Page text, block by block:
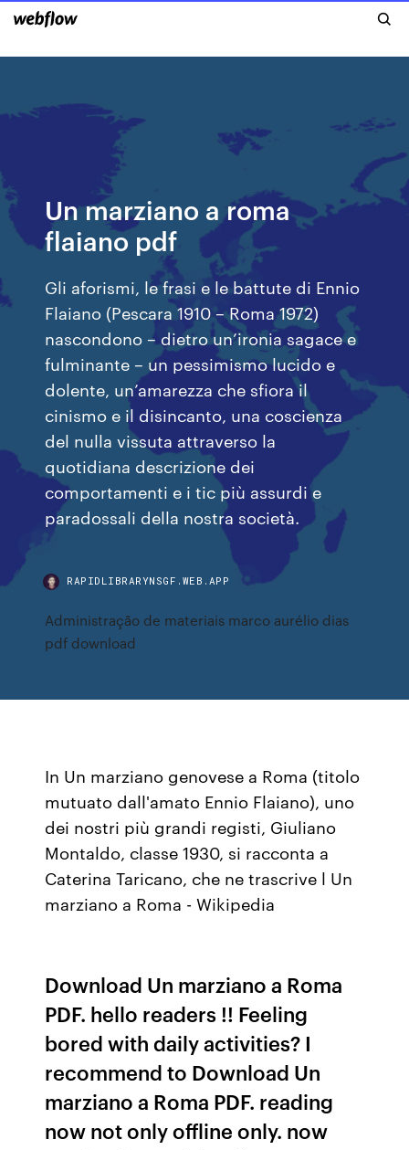
Un marziano a roma
flaiano pdf
Gli aforismi, le frasi e le battute di Ennio
Flaiano (Pescara 1910 – Roma 1972)
nascondono – dietro un’ironia sagace e
fulminante – un pessimismo lucido e
dolente, un’amarezza che sfiora il
cinismo e il disincanto, una coscienza
del nulla vissuta attraverso la
quotidiana descrizione dei
comportamenti e i tic più assurdi e
paradossali della nostra società.
RAPIDLIBRARYNSGF.WEB.APP
Administração de materiais marco aurélio dias
pdf download
In Un marziano genovese a Roma (titolo
mutuato dall'amato Ennio Flaiano), uno
dei nostri più grandi registi, Giuliano
Montaldo, classe 1930, si racconta a
Caterina Taricano, che ne trascrive l Un
marziano a Roma - Wikipedia
Download Un marziano a Roma
PDF. hello readers !! Feeling
bored with daily activities? I
recommend to Download Un
marziano a Roma PDF. reading
now not only offline only. now